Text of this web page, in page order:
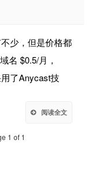
少，但是价格都
名 $0.5/月，
了Anycast技
阅读全文
1 of 1